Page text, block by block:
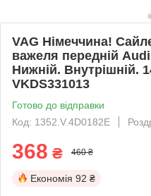
VAG Німеччина!
важеля передній
Нижній. Внутрішній.
VKDS331013
Готово до відправки
Код: 1352.V.4D0182E
368 ₴ 460 ₴
Економія 92 ₴